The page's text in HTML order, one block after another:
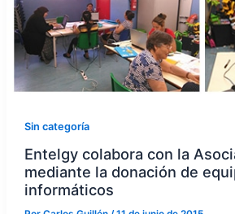
Sin categoría
Entelgy colabora con la
mediante la donación de
informáticos